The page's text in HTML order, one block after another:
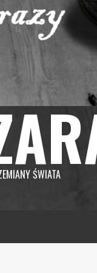
ŚWIATA